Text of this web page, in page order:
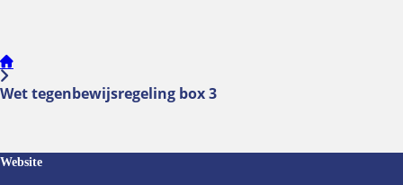
Wet tegenbewijsregeling box 3
Website